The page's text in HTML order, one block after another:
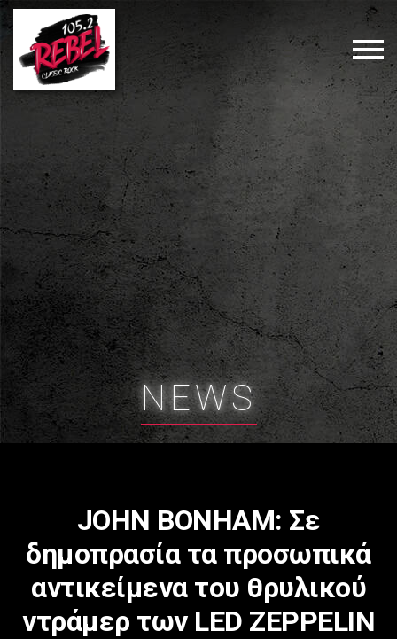
NEWS
JOHN BONHAM: Σε
δημοπρασία τα προσωπικά
αντικείμενα του θρυλικού
ντράμερ των LED ZEPPELIN